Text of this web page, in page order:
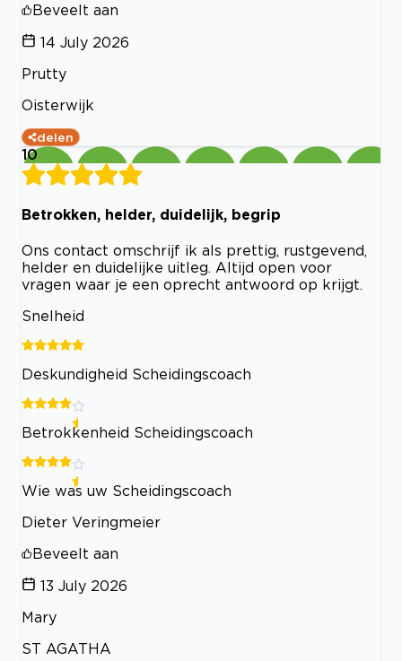
Beveelt aan
14 July 2026
Prutty
Oisterwijk
delen
10
Betrokken, helder, duidelijk, begrip
Ons contact omschrijf ik als prettig, rustgevend,
helder en duidelijke uitleg. Altijd open voor
vragen waar je een oprecht antwoord op krijgt.
Snelheid
Deskundigheid Scheidingscoach
Betrokkenheid Scheidingscoach
Wie was uw Scheidingscoach
Dieter Veringmeier
Beveelt aan
13 July 2026
Mary
ST AGATHA